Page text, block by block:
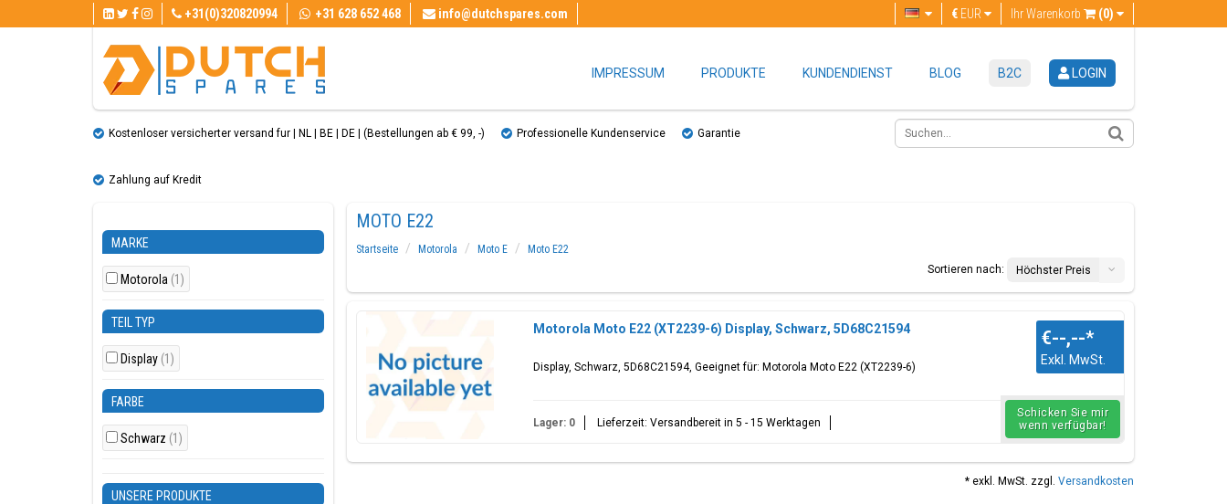
+31(0)320820994 +31 628 652 468 info@dutchspares.com Ihr Warenkorb (0)
€ EUR
IMPRESSUM PRODUKTE KUNDENDIENST BLOG B2C LOGIN
Kostenloser versicherter versand fur | NL | BE | DE | (Bestellungen ab € 99, ​​-) Professionelle Kundenservice Garantie
Zahlung auf Kredit
MARKE
Motorola (1)
TEIL TYP
Display (1)
FARBE
Schwarz (1)
UNSERE PRODUKTE
MOTO E22
Startseite Motorola Moto E
Moto E22
Sortieren nach:
Höchster Preis
Motorola Moto E22 (XT2239-6) Display, Schwarz, 5D68C21594
Display, Schwarz, 5D68C21594, Geeignet für: Motorola Moto E22 (XT2239-6)
€--,--*
Exkl. MwSt.
Lager: 0 Lieferzeit: Versandbereit in 5 - 15 Werktagen
Schicken Sie mir
wenn verfügbar!
* exkl. MwSt. zzgl. Versandkosten